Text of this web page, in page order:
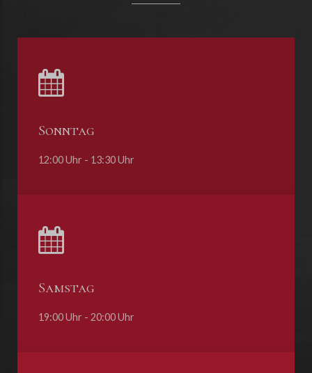
Sonntag
12:00 Uhr - 13:30 Uhr
Samstag
19:00 Uhr - 20:00 Uhr